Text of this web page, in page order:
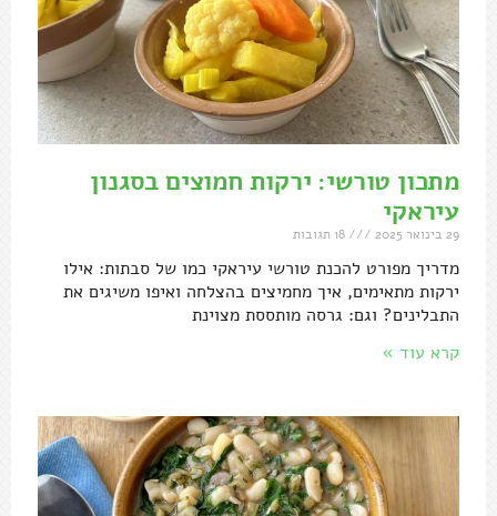
מתכון טורשי: ירקות חמוצים בסגנון
עיראקי
29 בינואר 2025
מדריך מפורט להכנת טורשי עיראקי כמו של סבתות: אילו
ירקות מתאימים, איך מחמיצים בהצלחה ואיפו משיגים את
התבלינים? וגם: גרסה מותססת מצוינת
קרא עוד »